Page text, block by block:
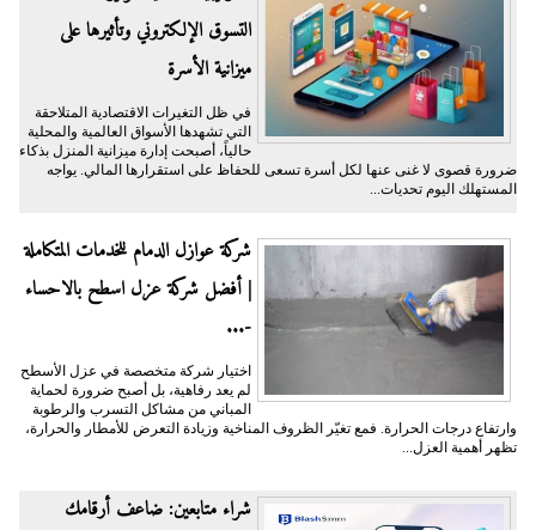
التسوق الإلكتروني وتأثيرها على
ميزانية الأسرة
​في ظل التغيرات الاقتصادية المتلاحقة
التي تشهدها الأسواق العالمية والمحلية
حالياً، أصبحت إدارة ميزانية المنزل بذكاء
ضرورة قصوى لا غنى عنها لكل أسرة تسعى للحفاظ على استقرارها المالي. يواجه
المستهلك اليوم تحديات...
شركة عوازل الدمام للخدمات المتكاملة
| أفضل شركة عزل اسطح بالاحساء
-...
اختيار شركة متخصصة في عزل الأسطح
لم يعد رفاهية، بل أصبح ضرورة لحماية
المباني من مشاكل التسرب والرطوبة
وارتفاع درجات الحرارة. فمع تغيّر الظروف المناخية وزيادة التعرض للأمطار والحرارة،
تظهر أهمية العزل...
شراء متابعين: ضاعف أرقامك